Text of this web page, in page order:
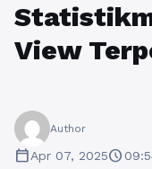
View
Author
calendar_todayApr 07, 2025schedule